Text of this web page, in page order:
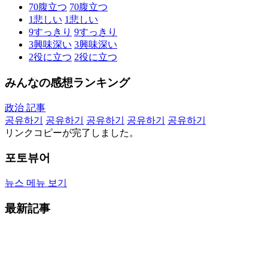
70腹立つ 70腹立つ
1悲しい 1悲しい
9すっきり 9すっきり
3興味深い 3興味深い
2役に立つ 2役に立つ
みんなの感想ランキング
政治 記事
공유하기
공유하기 공유하기 공유하기
공유하기
リンクコピーが完了しました。
포토뷰어
뉴스 메뉴 보기
最新記事